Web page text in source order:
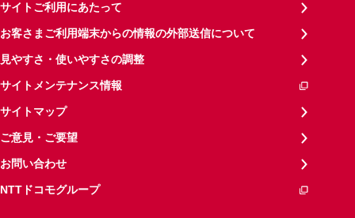
サイトご利用にあたって
お客さまご利用端末からの情報の外部送信について
見やすさ・使いやすさの調整
サイトメンテナンス情報
サイトマップ
ご意見・ご要望
お問い合わせ
NTTドコモグループ